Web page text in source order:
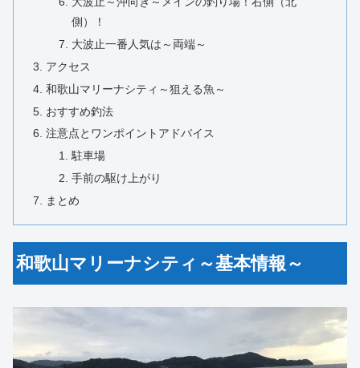
側）！
大波止一番人気は～両端～
アクセス
和歌山マリーナシティ～狙える魚～
おすすめ釣法
注意点とワンポイントアドバイス
駐車場
手前の駆け上がり
まとめ
和歌山マリーナシティ～基本情報～